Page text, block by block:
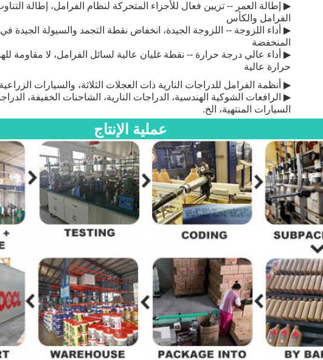
▶ إطالة العمر -- تزيين فعال للأجزاء المتحركة لنظام الفرامل، إطالة
الفرامل والكأس
▶ أداء اللزوجة -- اللزوجة الجيدة، انخفاض نقطة التجمد والسيولة الجيدة
المنخفضة
▶ أداء عالي درجة حرارة -- نقطة غليان عالية لسائل الفرامل، لا مقاومة
حرارة عالية
▶ أنظمة الفرامل للدراجات النارية ذات العجلات الثلاثة، والسيارات
▶ الرافعات الشوكية الهندسية، الدراجات النارية، الشاحنات الخفيفة،
السيارات المنتهية، الخ.
عملية الإنتاج